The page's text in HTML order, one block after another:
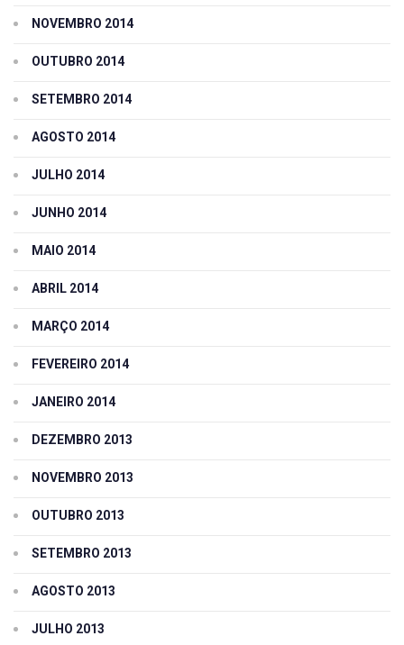
NOVEMBRO 2014
OUTUBRO 2014
SETEMBRO 2014
AGOSTO 2014
JULHO 2014
JUNHO 2014
MAIO 2014
ABRIL 2014
MARÇO 2014
FEVEREIRO 2014
JANEIRO 2014
DEZEMBRO 2013
NOVEMBRO 2013
OUTUBRO 2013
SETEMBRO 2013
AGOSTO 2013
JULHO 2013